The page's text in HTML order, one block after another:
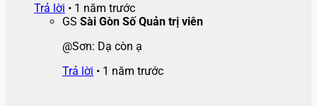
Trả lời • 1 năm trước
GS Sài Gòn Số Quản trị viên
@Sơn: Dạ còn ạ
Trả lời • 1 năm trước